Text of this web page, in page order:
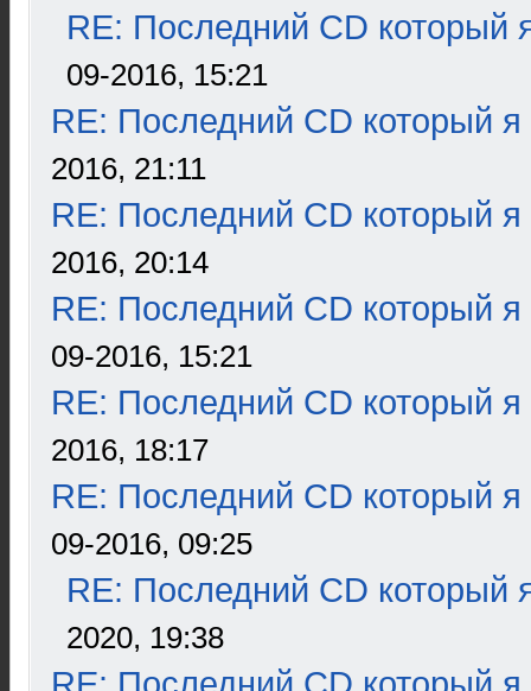
RE: Последний CD который
09-2016, 15:21
RE: Последний CD который я
2016, 21:11
RE: Последний CD который я
2016, 20:14
RE: Последний CD который я
09-2016, 15:21
RE: Последний CD который я
2016, 18:17
RE: Последний CD который я
09-2016, 09:25
RE: Последний CD который
2020, 19:38